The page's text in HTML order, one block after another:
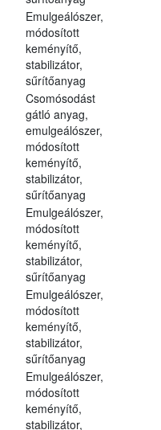
Emulgeálószer,
módosított
keményítő,
stabilizátor,
sűrítőanyag
Csomósodást
gátló anyag,
emulgeálószer,
módosított
keményítő,
stabilizátor,
sűrítőanyag
Emulgeálószer,
módosított
keményítő,
stabilizátor,
sűrítőanyag
Emulgeálószer,
módosított
keményítő,
stabilizátor,
sűrítőanyag
Emulgeálószer,
módosított
keményítő,
stabilizátor,